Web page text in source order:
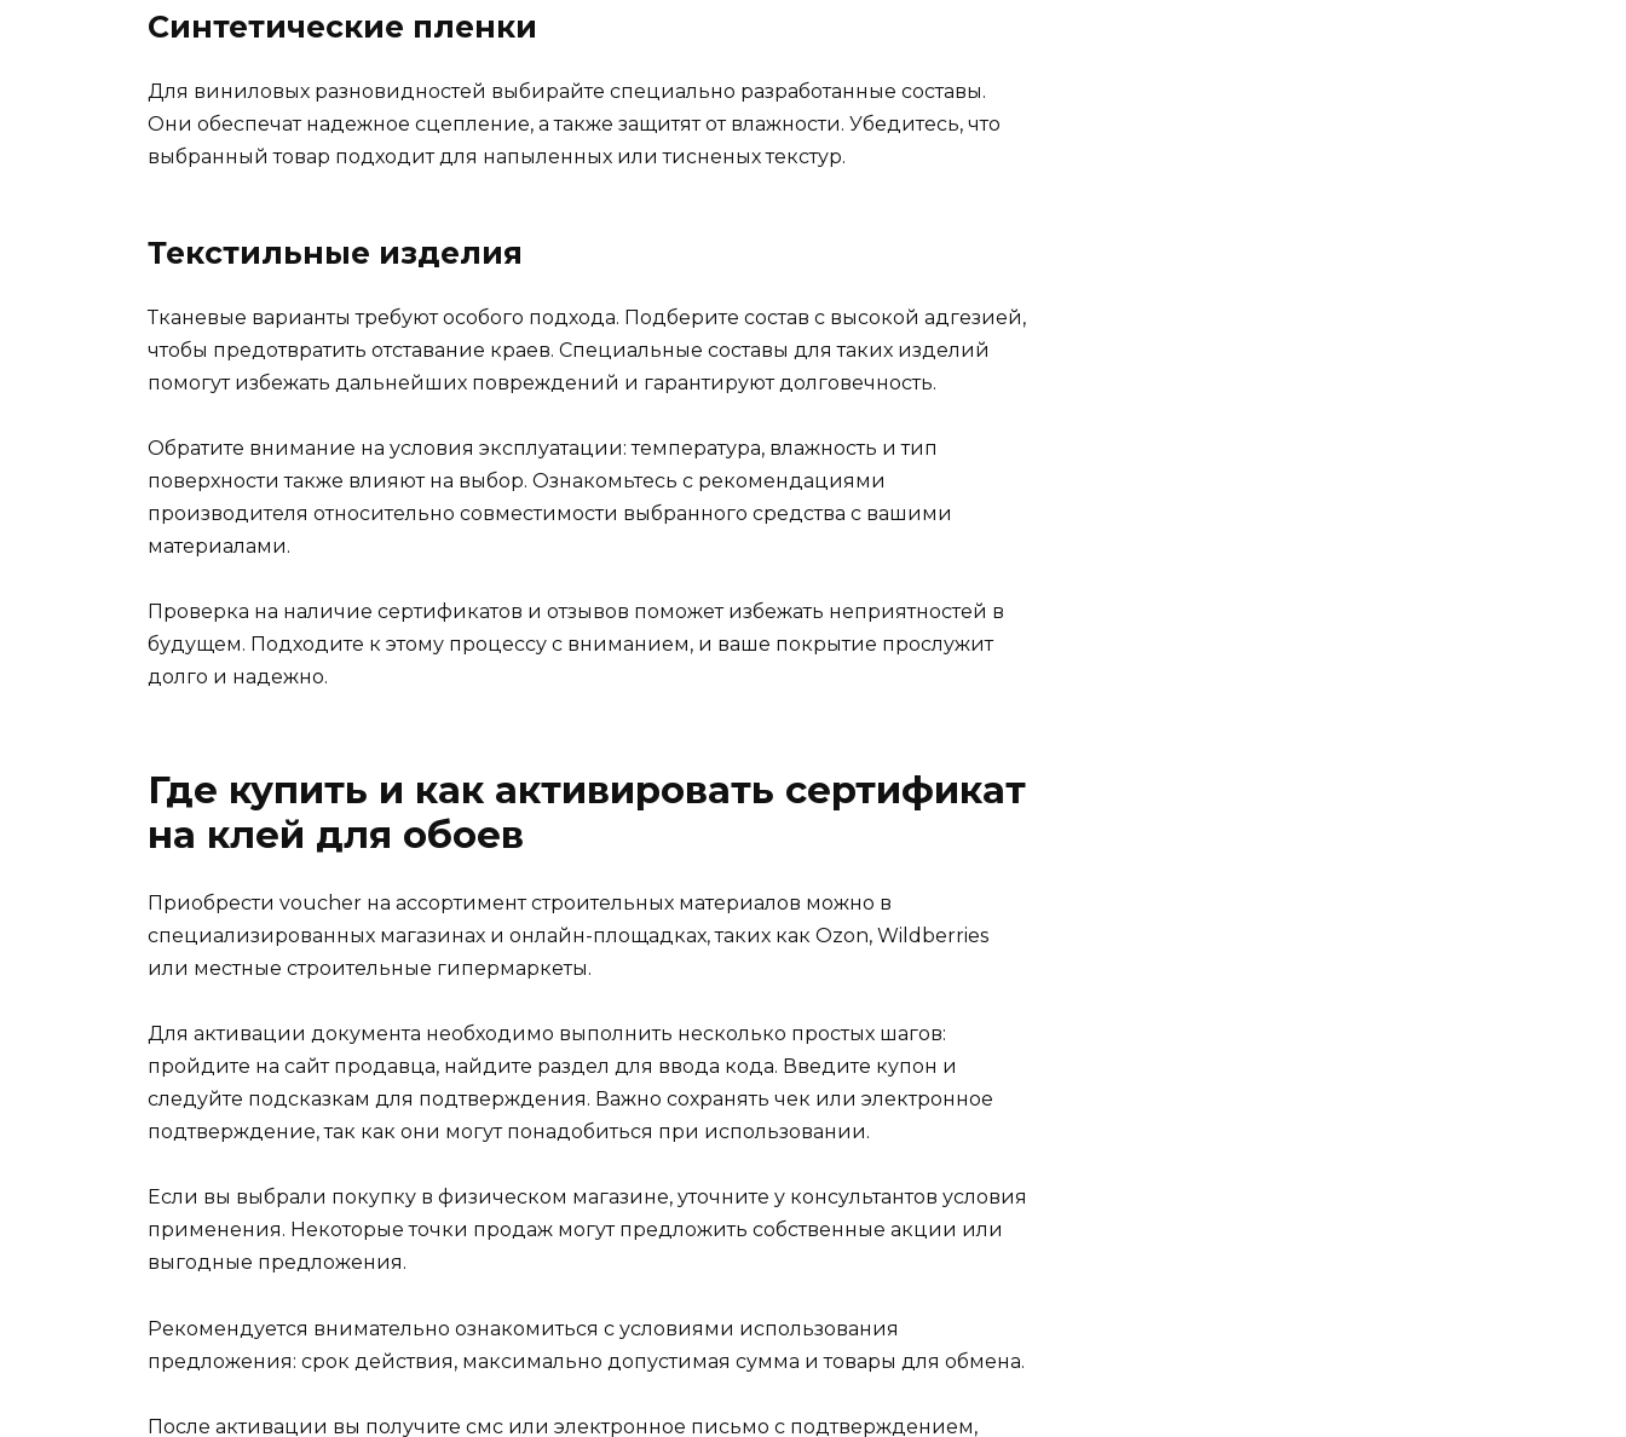
Синтетические пленки
Для виниловых разновидностей выбирайте специально разработанные составы.
Они обеспечат надежное сцепление, а также защитят от влажности. Убедитесь, что
выбранный товар подходит для напыленных или тисненых текстур.
Текстильные изделия
Тканевые варианты требуют особого подхода. Подберите состав с высокой адгезией,
чтобы предотвратить отставание краев. Специальные составы для таких изделий
помогут избежать дальнейших повреждений и гарантируют долговечность.
Обратите внимание на условия эксплуатации: температура, влажность и тип
поверхности также влияют на выбор. Ознакомьтесь с рекомендациями
производителя относительно совместимости выбранного средства с вашими
материалами.
Проверка на наличие сертификатов и отзывов поможет избежать неприятностей в
будущем. Подходите к этому процессу с вниманием, и ваше покрытие прослужит
долго и надежно.
Где купить и как активировать сертификат
на клей для обоев
Приобрести voucher на ассортимент строительных материалов можно в
специализированных магазинах и онлайн-площадках, таких как Ozon, Wildberries
или местные строительные гипермаркеты.
Для активации документа необходимо выполнить несколько простых шагов:
пройдите на сайт продавца, найдите раздел для ввода кода. Введите купон и
следуйте подсказкам для подтверждения. Важно сохранять чек или электронное
подтверждение, так как они могут понадобиться при использовании.
Если вы выбрали покупку в физическом магазине, уточните у консультантов условия
применения. Некоторые точки продаж могут предложить собственные акции или
выгодные предложения.
Рекомендуется внимательно ознакомиться с условиями использования
предложения: срок действия, максимально допустимая сумма и товары для обмена.
После активации вы получите смс или электронное письмо с подтверждением,